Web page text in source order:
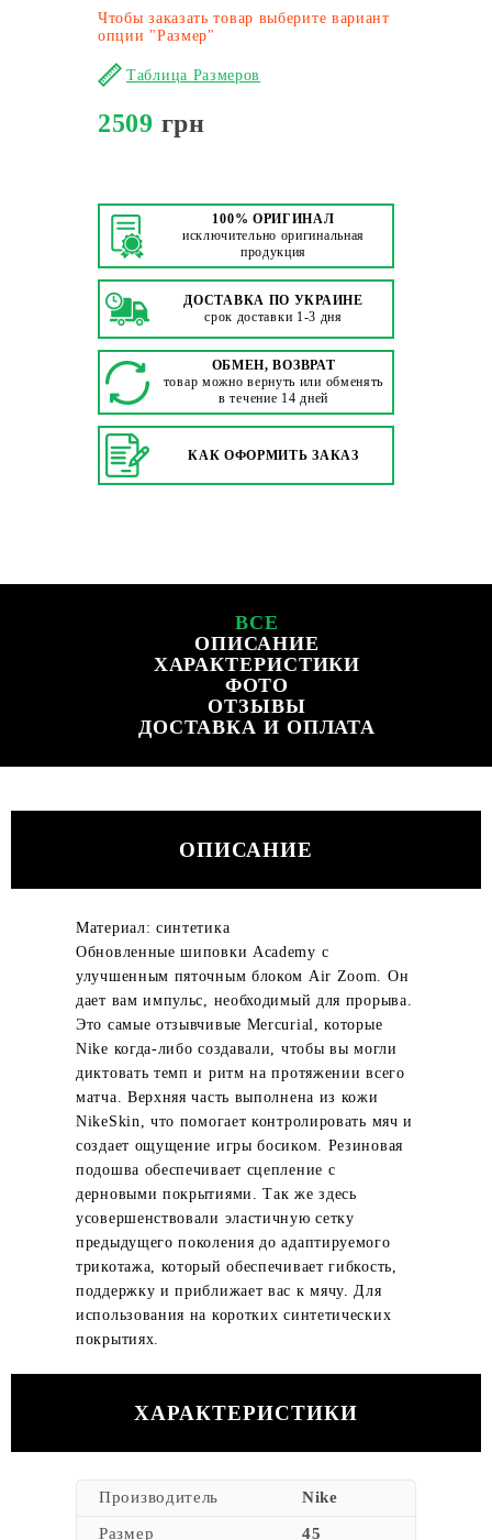
Чтобы заказать товар выберите вариант
опции "Размер"
Таблица Размеров
2509 грн
100% ОРИГИНАЛ
исключительно оригинальная
продукция
ДОСТАВКА ПО УКРАИНЕ
срок доставки 1-3 дня
ОБМЕН, ВОЗВРАТ
товар можно вернуть или обменять
в течение 14 дней
КАК ОФОРМИТЬ ЗАКАЗ
ВСЕ
ОПИСАНИЕ
ХАРАКТЕРИСТИКИ
ФОТО
ОТЗЫВЫ
ДОСТАВКА И ОПЛАТА
ОПИСАНИЕ
Материал: синтетика
Обновленные шиповки Academy с
улучшенным пяточным блоком Air Zoom. Он
дает вам импульс, необходимый для прорыва.
Это самые отзывчивые Mercurial, которые
Nike когда-либо создавали, чтобы вы могли
диктовать темп и ритм на протяжении всего
матча. Верхняя часть выполнена из кожи
NikeSkin, что помогает контролировать мяч и
создает ощущение игры босиком. Резиновая
подошва обеспечивает сцепление с
дерновыми покрытиями. Так же здесь
усовершенствовали эластичную сетку
предыдущего поколения до адаптируемого
трикотажа, который обеспечивает гибкость,
поддержку и приближает вас к мячу. Для
использования на коротких синтетических
покрытиях.
ХАРАКТЕРИСТИКИ
Производитель Nike
Размер 45